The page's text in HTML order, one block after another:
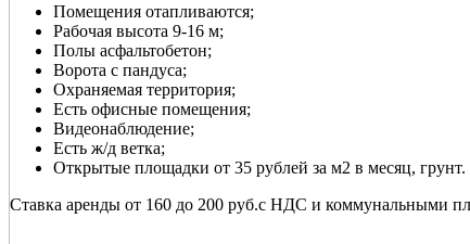
Помещения отапливаются;
Рабочая высота 9-16 м;
Полы асфальтобетон;
Ворота с пандуса;
Охраняемая территория;
Есть офисные помещения;
Видеонаблюдение;
Есть ж/д ветка;
Открытые площадки от 35 рублей за м2 в месяц, грунт.
Ставка аренды от 160 до 200 руб.с НДС и коммунальными